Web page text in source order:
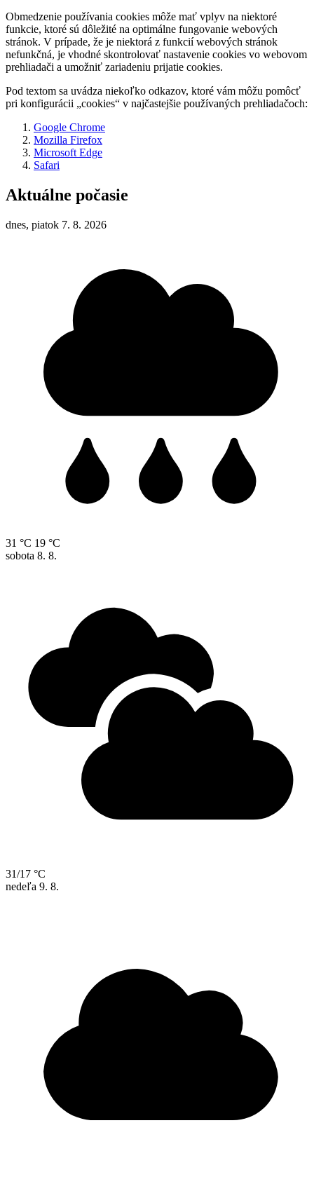
Obmedzenie používania cookies môže mať vplyv na niektoré
funkcie, ktoré sú dôležité na optimálne fungovanie webových
stránok. V prípade, že je niektorá z funkcií webových stránok
nefunkčná, je vhodné skontrolovať nastavenie cookies vo webovom
prehliadači a umožniť zariadeniu prijatie cookies.
Pod textom sa uvádza niekoľko odkazov, ktoré vám môžu pomôcť
pri konfigurácii „cookies“ v najčastejšie používaných prehliadačoch:
Google Chrome
Mozilla Firefox
Microsoft Edge
Safari
Aktuálne počasie
dnes, piatok 7. 8. 2026
31 °C 19 °C
sobota 8. 8.
31/17 °C
nedeľa 9. 8.